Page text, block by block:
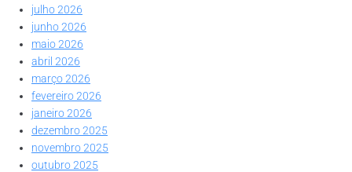
julho 2026
junho 2026
maio 2026
abril 2026
março 2026
fevereiro 2026
janeiro 2026
dezembro 2025
novembro 2025
outubro 2025